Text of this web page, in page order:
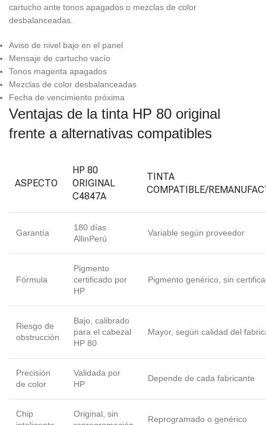
cartucho ante tonos apagados o mezclas de color
desbalanceadas.
Aviso de nivel bajo en el panel
Mensaje de cartucho vacío
Tonos magenta apagados
Mezclas de color desbalanceadas
Fecha de vencimiento próxima
Ventajas de la tinta HP 80 original
frente a alternativas compatibles
ASPECTO
HP 80
ORIGINAL
C4847A
TINTA
COMPATIBLE/
Garantía
180 días
AllinPerú
Variable según proveedor
Fórmula
Pigmento
certificado por
HP
Pigmento genérico, sin
Riesgo de
obstrucción
Bajo, calibrado
para el cabezal
HP 80
Mayor, según calidad del
Precisión
de color
Validada por
HP
Depende de cada fabricante
Chip
Original, sin
Reprogramado o genérico